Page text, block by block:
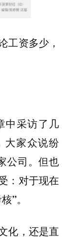
工资多少，
中采访了几
大家众说纷
公司。但也
： 对于现在
”。
化，还是直